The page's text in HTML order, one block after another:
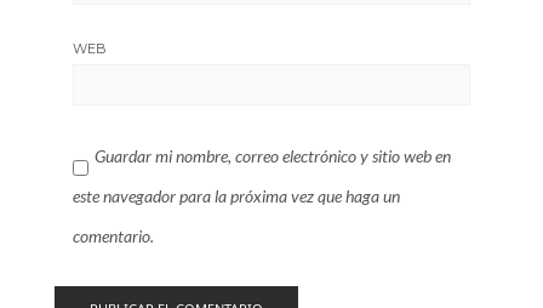
WEB
Guardar mi nombre, correo electrónico y sitio web en
este navegador para la próxima vez que haga un
comentario.